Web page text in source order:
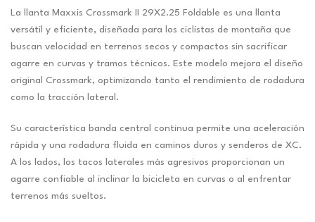
La llanta Maxxis Crossmark II 29X2.25 Foldable es una llanta
versátil y eficiente, diseñada para los ciclistas de montaña que
buscan velocidad en terrenos secos y compactos sin sacrificar
agarre en curvas y tramos técnicos. Este modelo mejora el diseño
original Crossmark, optimizando tanto el rendimiento de rodadura
como la tracción lateral.
Su característica banda central continua permite una aceleración
rápida y una rodadura fluida en caminos duros y senderos de XC.
A los lados, los tacos laterales más agresivos proporcionan un
agarre confiable al inclinar la bicicleta en curvas o al enfrentar
terrenos más sueltos.